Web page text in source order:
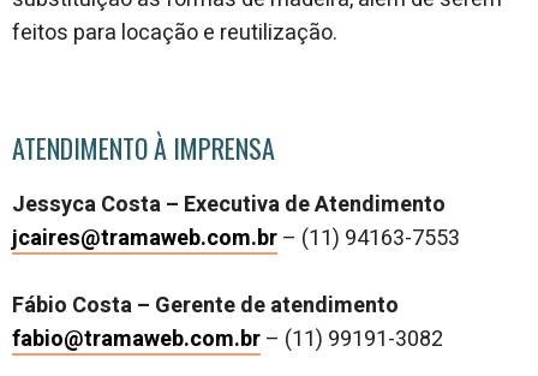
feitos para locação e reutilização.
ATENDIMENTO À IMPRENSA
Jessyca Costa – Executiva de Atendimento
jcaires@tramaweb.com.br– (11) 94163-7553
Fábio Costa – Gerente de atendimento
fabio@tramaweb.com.br– (11) 99191-3082